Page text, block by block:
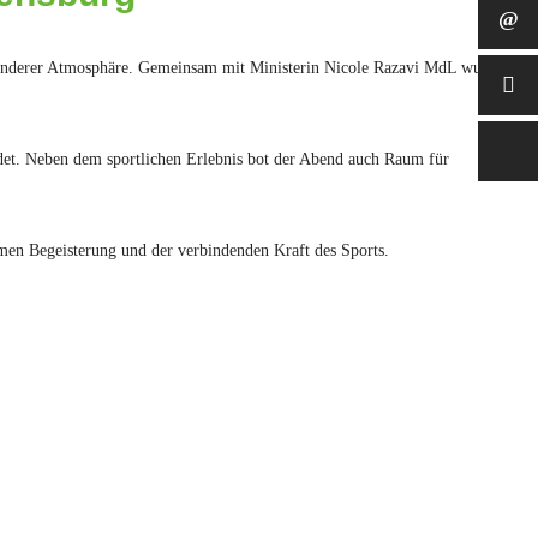
Atmosphäre. Gemeinsam mit Ministerin Nicole Razavi MdL wurde
Neben dem sportlichen Erlebnis bot der Abend auch Raum für
Begeisterung und der verbindenden Kraft des Sports.